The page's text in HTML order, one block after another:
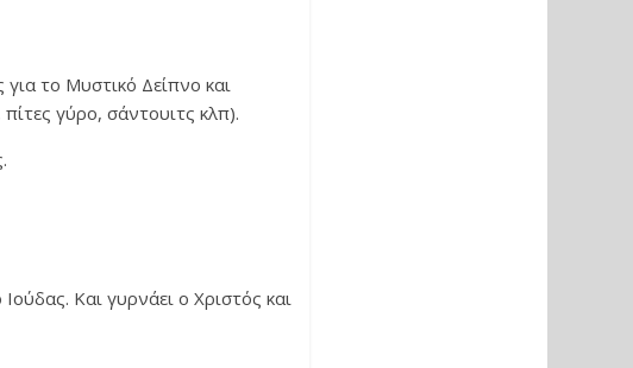
το Μυστικό Δείπνο και
γύρο, σάντουιτς κλπ).
Και γυρνάει ο Χριστός και